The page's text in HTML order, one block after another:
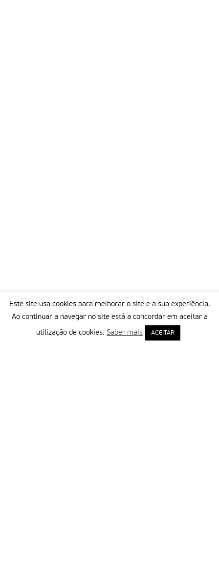
Este site usa cookies para melhorar o site e a sua experiência.
Ao continuar a navegar no site está a concordar em aceitar a
utilização de cookies. Saber mais ACEITAR